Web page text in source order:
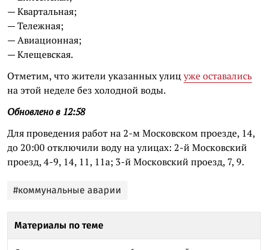
— Квартальная;
— Тележная;
— Авиационная;
— Клещевская.
Отметим, что жители указанных улицуже оставались
на этой неделе без холодной воды.
Обновлено в 12:58
Для проведения работ на 2-м Московском проезде, 14,
до 20:00 отключили воду на улицах: 2-й Московский
проезд, 4-9, 14, 11, 11а; 3-й Московский проезд, 7, 9.
#коммунальные аварии
Материалы по теме